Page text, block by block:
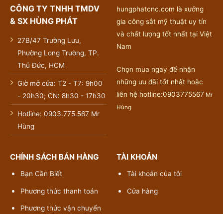
CÔNG TY TNHH TMDV
& SX HÙNG PHÁT
27B/47 Trường Lưu,
Phường Long Trường, TP.
Thủ Đức, HCM
Giờ mở cửa: T2 - T7: 9h00
- 20h30; CN: 8h30 - 17h30
Hotline: 0903.775.567 Mr
Hùng
hungphatcnc.com là xưởng
gia công sắt mỹ thuật uy tín
và chất lượng tốt nhất tại Việt
Nam
Chọn mua ngay để nhận
những ưu đãi tốt nhất hoặc
liên hệ hotline:0903775567 Mr
Hùng
CHÍNH SÁCH BÁN HÀNG
Bạn Cần Biết
Phương thức thanh toán
Phương thức vận chuyển
TÀI KHOẢN
Tài khoản của tôi
Cửa hàng